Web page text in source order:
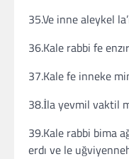
35.Ve inne aleykel
36.Kale rabbi fe
37.Kale fe inneke
38.İla yevmil vaktil
39.Kale rabbi bima
erdı ve le